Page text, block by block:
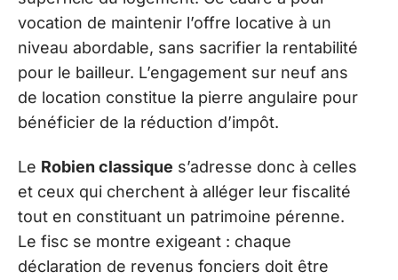
vocation de maintenir l’offre locative à un
niveau abordable, sans sacrifier la rentabilité
pour le bailleur. L’engagement sur neuf ans
de location constitue la pierre angulaire pour
bénéficier de la réduction d’impôt.
Le Robien classique s’adresse donc à celles
et ceux qui cherchent à alléger leur fiscalité
tout en constituant un patrimoine pérenne.
Le fisc se montre exigeant : chaque
déclaration de revenus fonciers doit être